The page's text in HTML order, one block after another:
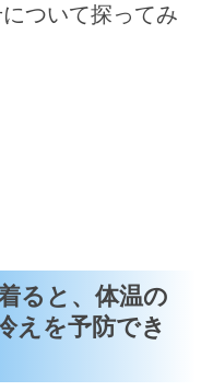
ついて探ってみ
ると、体温の
えを予防でき